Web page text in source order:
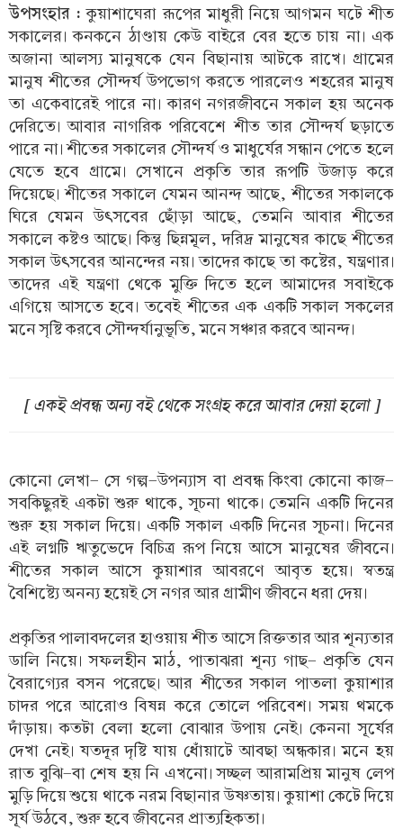
উপসংহার : কুয়াশাঘেরা রূপের মাধুরী নিয়ে আগমন ঘটে শীত
সকালের। কনকনে ঠাণ্ডায় কেউ বাইরে বের হতে চায় না। এক
অজানা আলস্য মানুষকে যেন বিছানায় আটকে রাখে। গ্রামের
মানুষ শীতের সৌন্দর্য উপভোগ করতে পারলেও শহরের মানুষ
তা একেবারেই পারে না। কারণ নগরজীবনে সকাল হয় অনেক
দেরিতে। আবার নাগরিক পরিবেশে শীত তার সৌন্দর্য ছড়াতে
পারে না। শীতের সকালের সৌন্দর্য ও মাধুর্যের সন্ধান পেতে হলে
যেতে হবে গ্রামে। সেখানে প্রকৃতি তার ‍রূপটি উজাড় করে
দিয়েছে। শীতের সকালে যেমন আনন্দ আছে, শীতের সকালকে
ঘিরে যেমন উৎসবের ছোঁড়া আছে, তেমনি আবার শীতের
সকালে কষ্টও আছে। কিন্তু ছিন্নমূল, দরিদ্র মানুষের কাছে শীতের
সকাল উৎসবের আনন্দের নয়। তাদের কাছে তা কষ্টের, যন্ত্রণার।
তাদের এই যন্ত্রণা থেকে মুক্তি দিতে হলে আমাদের সবাইকে
এগিয়ে আসতে হবে। তবেই শীতের এক একটি সকাল সকলের
মনে সৃষ্টি করবে সৌন্দর্যানুভূতি, মনে সঞ্চার করবে আনন্দ।
[ একই প্রবন্ধ অন্য বই থেকে সংগ্রহ করে আবার দেয়া হলো ]
কোনো লেখা- সে গল্প-উপন্যাস বা প্রবন্ধ কিংবা কোনো কাজ-
সবকিছুরই একটা শুরু থাকে, সূচনা থাকে। তেমনি একটি দিনের
শুরু হয় সকাল দিয়ে। একটি সকাল একটি দিনের সূচনা। দিনের
এই লগ্নটি ঋতুভেদে বিচিত্র রূপ নিয়ে আসে মানুষের জীবনে।
শীতের সকাল আসে কুয়াশার আবরণে আবৃত হয়ে। স্বতন্ত্র
বৈশিষ্ট্যে অনন্য হয়েই সে নগর আর গ্রামীণ জীবনে ধরা দেয়।
প্রকৃতির পালাবদলের হাওয়ায় শীত আসে রিক্ততার আর শূন্যতার
ডালি নিয়ে। সফলহীন মাঠ, পাতাঝরা শূন্য গাছ- প্রকৃতি যেন
বৈরাগ্যের বসন পরেছে। আর শীতের সকাল পাতলা কুয়াশার
চাদর পরে আরোও বিষন্ন করে তোলে পরিবেশ। সময় থমকে
দাঁড়ায়। কতটা বেলা হলো বোঝার উপায় নেই। কেননা সূর্যের
দেখা নেই। যতদূর দৃষ্টি যায় ধোঁয়াটে আবছা অন্ধকার। মনে হয়
রাত বুঝি-বা শেষ হয় নি এখনো। সচ্ছল আরামপ্রিয় মানুষ লেপ
মুড়ি দিয়ে শুয়ে থাকে নরম বিছানার উষ্ণতায়। কুয়াশা কেটে দিয়ে
সূর্য উঠবে, শুরু হবে জীবনের প্রাত্যহিকতা।